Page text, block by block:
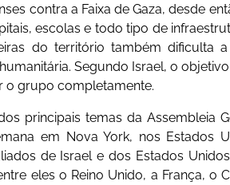
contra a Faixa de Gaza, desde
escolas e todo tipo de
do território também dificulta
Segundo Israel, o
o grupo completamente.
principais temas da Assembleia
em Nova York, nos Estados
de Israel e dos Estados
eles o Reino Unido, a França, o